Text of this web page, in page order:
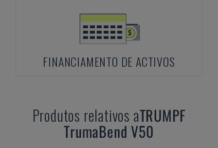
FINANCIAMENTO DE ACTIVOS
Produtos relativos aTRUMPF
TrumaBend V50